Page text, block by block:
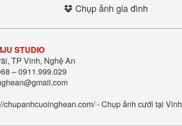
Chụp ảnh gia đình
STUDIO
TP Vinh, Nghệ An
– 0911.999.029
chupanhcuoinghean.com/ -Chụp ảnh cưới tại Vinh